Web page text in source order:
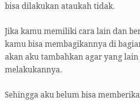
bisa dilakukan ataukah tidak.
Jika kamu memiliki cara lain dan
kamu bisa membagikannya di
akan aku tambahkan agar yang
melakukannya.
Sehingga aku belum bisa